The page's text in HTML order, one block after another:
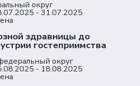
округ
- 31.07.2025
здравницы до
гостеприимства
округ
- 18.08.2025